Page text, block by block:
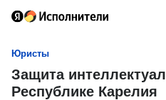
Юристы
Защита
Республике Карелия